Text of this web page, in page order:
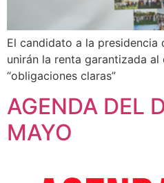
El candidato a la presidencia
unirán la renta garantizada
“obligaciones claras”
AGENDA DEL
MAYO